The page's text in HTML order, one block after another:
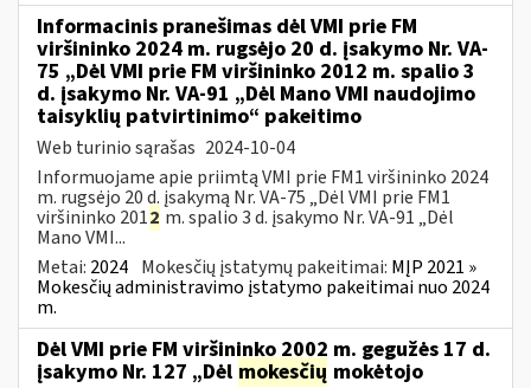
Informacinis pranešimas dėl VMI prie FM
viršininko 2024 m. rugsėjo 20 d. įsakymo Nr. VA-
75 „Dėl VMI prie FM viršininko 2012 m. spalio 3
d. įsakymo Nr. VA-91 „Dėl Mano VMI naudojimo
taisyklių patvirtinimo“ pakeitimo
Web turinio sąrašas 2024-10-04
Informuojame apie priimtą VMI prie FM1 viršininko 2024
m. rugsėjo 20 d. įsakymą Nr. VA-75 „Dėl VMI prie FM1
viršininko 2012 m. spalio 3 d. įsakymo Nr. VA-91 „Dėl
Mano VMI...
Metai: 2024 Mokesčių įstatymų pakeitimai: MĮP 2021 »
Mokesčių administravimo įstatymo pakeitimai nuo 2024
m.
Dėl VMI prie FM viršininko 2002 m. gegužės 17 d.
įsakymo Nr. 127 „Dėl mokesčių mokėtojo